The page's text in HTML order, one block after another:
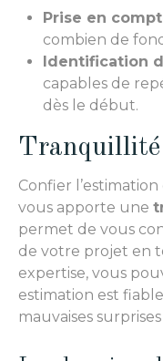
Prise en
combien de
Identification
capables de
dès le début.
Tranquillité
Confier
vous apporte une
permet de vous
de votre projet en
expertise, vous
estimation est
mauvaises